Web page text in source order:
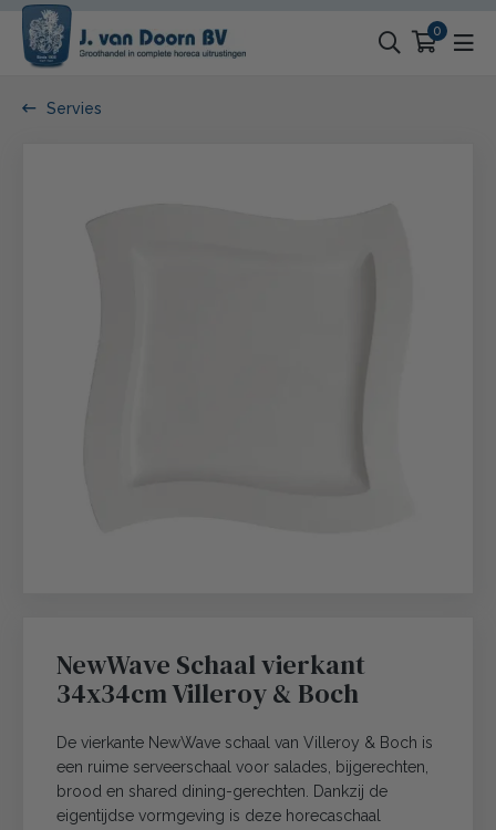
0
Servies
NewWave Schaal vierkant
34x34cm Villeroy & Boch
De vierkante NewWave schaal van Villeroy & Boch is
een ruime serveerschaal voor salades, bijgerechten,
brood en shared dining-gerechten. Dankzij de
eigentijdse vormgeving is deze horecaschaal